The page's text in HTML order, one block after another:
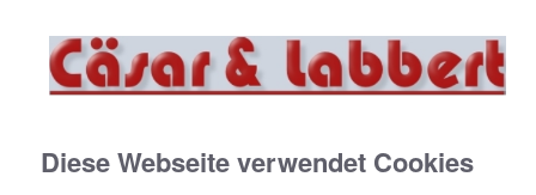
Diese Webseite verwendet Cookies